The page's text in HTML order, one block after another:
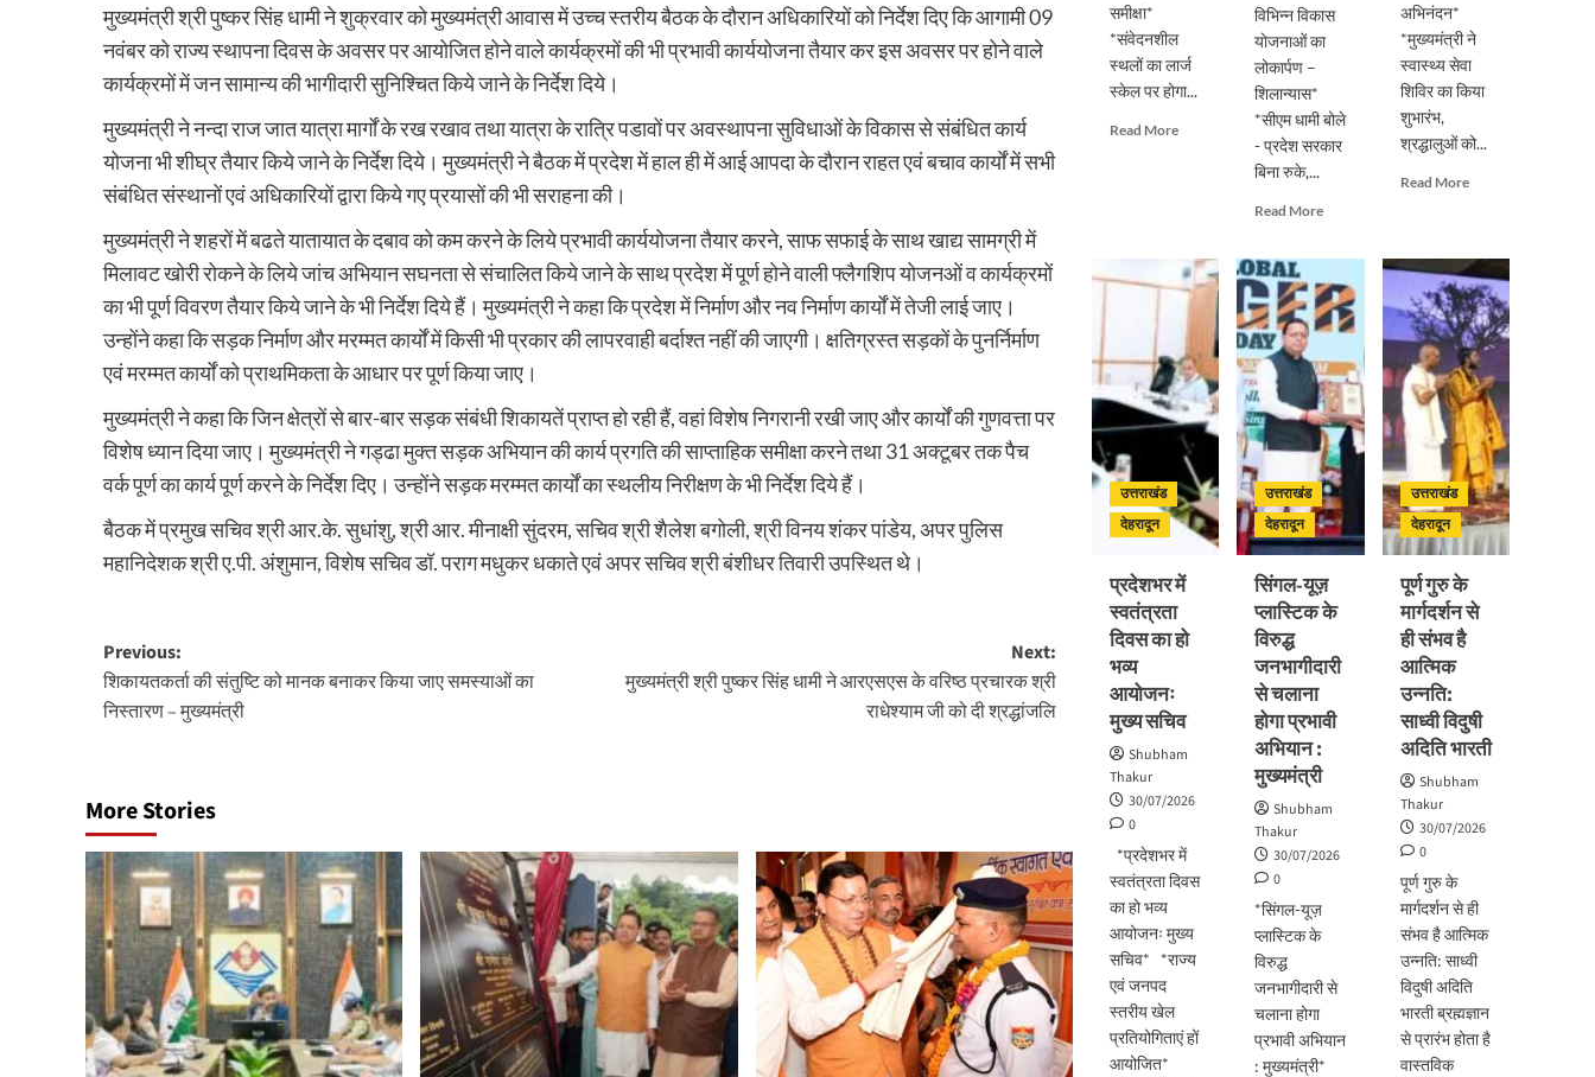
मुख्यमंत्री श्री पुष्कर सिंह धामी ने शुक्रवार को मुख्यमंत्री आवास में उच्च स्तरीय बैठक के दौरान अधिकारियों को निर्देश दिए कि आगामी 09
नवंबर को राज्य स्थापना दिवस के अवसर पर आयोजित होने वाले कार्यक्रमों की भी प्रभावी कार्ययोजना तैयार कर इस अवसर पर होने वाले
कार्यक्रमों में जन सामान्य की भागीदारी सुनिश्चित किये जाने के निर्देश दिये।
मुख्यमंत्री ने नन्दा राज जात यात्रा मार्गों के रख रखाव तथा यात्रा के रात्रि पडावों पर अवस्थापना सुविधाओं के विकास से संबंधित कार्य
योजना भी शीघ्र तैयार किये जाने के निर्देश दिये। मुख्यमंत्री ने बैठक में प्रदेश में हाल ही में आई आपदा के दौरान राहत एवं बचाव कार्यों में सभी
संबंधित संस्थानों एवं अधिकारियों द्वारा किये गए प्रयासों की भी सराहना की।
मुख्यमंत्री ने शहरों में बढते यातायात के दबाव को कम करने के लिये प्रभावी कार्ययोजना तैयार करने, साफ सफाई के साथ खाद्य सामग्री में
मिलावट खोरी रोकने के लिये जांच अभियान सघनता से संचालित किये जाने के साथ प्रदेश में पूर्ण होने वाली फ्लैगशिप योजनओं व कार्यक्रमों
का भी पूर्ण विवरण तैयार किये जाने के भी निर्देश दिये हैं। मुख्यमंत्री ने कहा कि प्रदेश में निर्माण और नव निर्माण कार्यों में तेजी लाई जाए।
उन्होंने कहा कि सड़क निर्माण और मरम्मत कार्यों में किसी भी प्रकार की लापरवाही बर्दाश्त नहीं की जाएगी। क्षतिग्रस्त सड़कों के पुनर्निर्माण
एवं मरम्मत कार्यों को प्राथमिकता के आधार पर पूर्ण किया जाए।
मुख्यमंत्री ने कहा कि जिन क्षेत्रों से बार-बार सड़क संबंधी शिकायतें प्राप्त हो रही हैं, वहां विशेष निगरानी रखी जाए और कार्यों की गुणवत्ता पर
विशेष ध्यान दिया जाए। मुख्यमंत्री ने गड्ढा मुक्त सड़क अभियान की कार्य प्रगति की साप्ताहिक समीक्षा करने तथा 31 अक्टूबर तक पैच
वर्क पूर्ण का कार्य पूर्ण करने के निर्देश दिए। उन्होंने सड़क मरम्मत कार्यों का स्थलीय निरीक्षण के भी निर्देश दिये हैं।
बैठक में प्रमुख सचिव श्री आर.के. सुधांशु, श्री आर. मीनाक्षी सुंदरम, सचिव श्री शैलेश बगोली, श्री विनय शंकर पांडेय, अपर पुलिस
महानिदेशक श्री ए.पी. अंशुमान, विशेष सचिव डॉ. पराग मधुकर धकाते एवं अपर सचिव श्री बंशीधर तिवारी उपस्थित थे।
Post
navigation
Previous:
शिकायतकर्ता की संतुष्टि को मानक बनाकर किया जाए समस्याओं का
निस्तारण – मुख्यमंत्री
Next:
मुख्यमंत्री श्री पुष्कर सिंह धामी ने आरएसएस के वरिष्ठ प्रचारक श्री
राधेश्याम जी को दी श्रद्धांजलि
More Stories
समीक्षा*
*संवेदनशील
स्थलों का लार्ज
स्केल पर होगा...
Read MoreRead
डीएम
का
सख्त
ब्लैक
स्पॉट
होंगे
सुरक्षित,
हर
माह
होगी
प्रगति
समीक्षा
विभिन्न विकास
योजनाओं का
लोकार्पण –
शिलान्यास*
*सीएम धामी बोले
- प्रदेश सरकार
बिना रुके,...
Read MoreRead
पुष्कर
सिंह
धामी
ने
किया
मसूरी
विधानसभा
में
विभिन्न
विकास
योजनाओं
का
–
शिलान्यास
अभिनंदन*
*मुख्यमंत्री ने
स्वास्थ्य सेवा
शिविर का किया
शुभारंभ,
श्रद्धालुओं को...
Read MoreRead
और
चरण
प्रक्षालन
के
साथ
देवभूमि
ने
किया
शिवभक्त
कांवड़ियों
का
अभिनंदन
उत्तराखंड
देहरादून
प्रदेशभर में
स्वतंत्रता
दिवस का हो
भव्य
आयोजनः
मुख्य सचिव
Shubham
Thakur
30/07/2026
0
*प्रदेशभर में
स्वतंत्रता दिवस
का हो भव्य
आयोजनः मुख्य
सचिव* *राज्य
एवं जनपद
स्तरीय खेल
प्रतियोगिताएं हों
आयोजित*
उत्तराखंड
देहरादून
सिंगल-यूज़
प्लास्टिक के
विरुद्ध
जनभागीदारी
से चलाना
होगा प्रभावी
अभियान :
मुख्यमंत्री
Shubham
Thakur
30/07/2026
0
*सिंगल-यूज़
प्लास्टिक के
विरुद्ध
जनभागीदारी से
चलाना होगा
प्रभावी अभियान
: मुख्यमंत्री*
उत्तराखंड
देहरादून
पूर्ण गुरु के
मार्गदर्शन से
ही संभव है
आत्मिक
उन्नति:
साध्वी विदुषी
अदिति भारती
Shubham
Thakur
30/07/2026
0
पूर्ण गुरु के
मार्गदर्शन से ही
संभव है आत्मिक
उन्नति: साध्वी
विदुषी अदिति
भारती ब्रह्मज्ञान
से प्रारंभ होता है
वास्तविक